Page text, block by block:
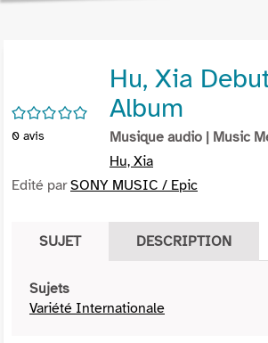
/5
0 avis
Hu, Xia
Album
Musique audio | Music
Hu, Xia
Edité parSONY MUSIC / Epic
SUJET DESCRIPTION
Sujets
Variété Internationale